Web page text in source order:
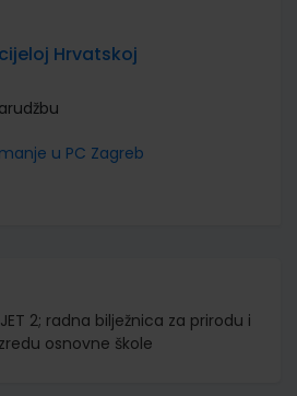
Hrvatskoj
u PC Zagreb
2; radna bilježnica za prirodu i
osnovne škole